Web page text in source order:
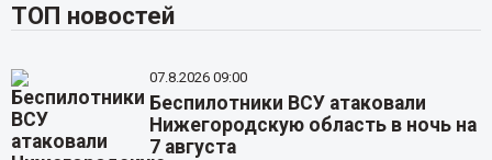
ТОП новостей
07.8.2026 09:00
Беспилотники ВСУ атаковали
Нижегородскую область в ночь на
7 августа